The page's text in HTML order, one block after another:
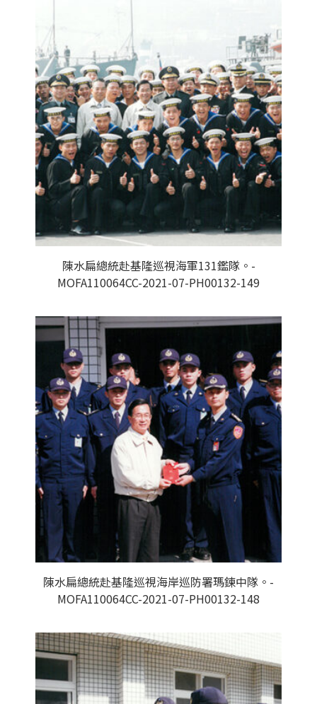
陳水扁總統赴基隆巡視海軍131鑑隊。-
MOFA110064CC-2021-07-PH00132-149
陳水扁總統赴基隆巡視海岸巡防署瑪鍊中隊。-
MOFA110064CC-2021-07-PH00132-148